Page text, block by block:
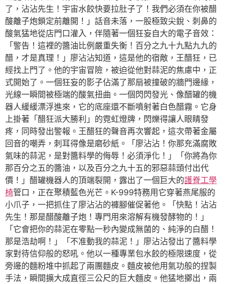
了，沾沾先生！宇宙水餃快要拉肚子了！我們必須在你被醋
酸離子炮鎖定前離開！」話音未落，一股極致尖銳、刺鼻的
酸氣猛地從店門口灌入，伴隨著一個狂妄自大的電子音效：
「警告！這裡的醬油比例嚴重失衡！百分之九十九點九九的
醋，才是真理！」廖沾沾知道，這是他的宿敵，王醋狂，已
經找上門了。他的宇宙冒險，被迫從他對蒜泥的焦慮中，正
式開始了。一個狂妄的影子佔滿了那扇被撞破的牆門邊緣，
光線一瞬間被極端的酸氣扭曲。一個閃閃發光、像醋罐的機
器人緩緩漂浮進來，它的底座還不斷噴射著白色醋霧。它身
上掛著「醋狂派大勝利」的霓虹燈牌，閃爍得讓人眼睛發
疼，同時發出警報。王醋狂的聲音再次響起，這次帶著金屬
回音的嘲弄，刺耳得像是磨砂紙。「廖沾沾！你那充滿腐敗
氣味的蒜泥，是對醬料學的侮辱！必須淨化！」「你將為你
那百分之五的醬油，以及百分之九十五的邪惡蒜頭付出代
價！」醋罐機器人的頂端裂開，露出了一個巨大的護脊工學
椅管口，正在聚積藍色光芒。K-999特務用它穿著燕尾服的
小爪子，一把抓住了廖沾沾的褲腳催促著他。「快點！沾沾
先生！那是醋酸離子炮！專門用來溶解有機發酵物的！」
「它會把你的蒜泥在零點一秒內變成無菌的、純淨的白醋！
那是浩劫啊！」「不准動我的蒜泥！」廖沾沾發出了醬料學
家對待信仰般的怒吼。他以一種專業包水餃的極限速度，從
旁邊的麵粉堆中抓起了兩團麵皮。麵皮被他用氣功般的捏製
手法，瞬間擴大成直徑三公尺的巨大麵皮。他猛地擲出，兩